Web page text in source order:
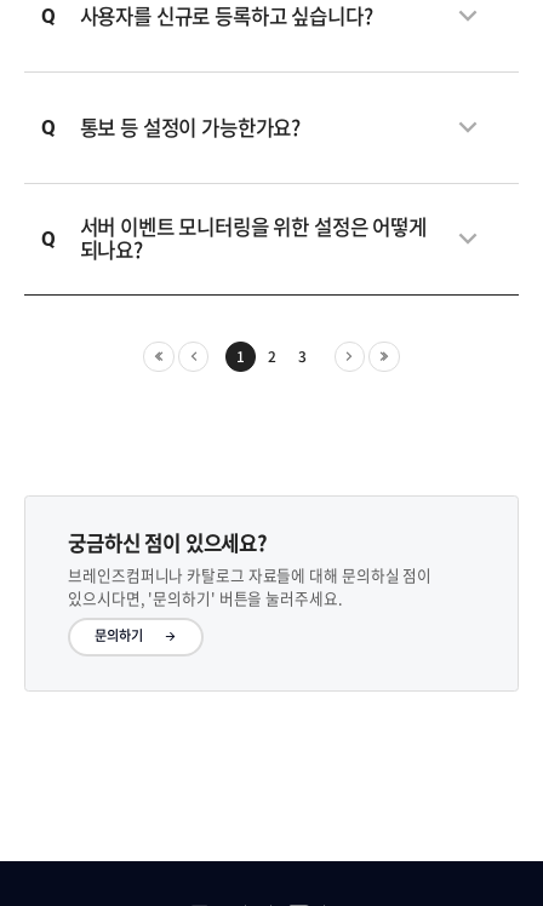
사용자를 신규로 등록하고 싶습니다?
통보 등 설정이 가능한가요?
서버 이벤트 모니터링을 위한 설정은 어떻게
되나요?
1 2 3
궁금하신 점이 있으세요?
브레인즈컴퍼니나 카탈로그 자료들에 대해 문의하실 점이
있으시다면, '문의하기' 버튼을 눌러주세요.
문의하기